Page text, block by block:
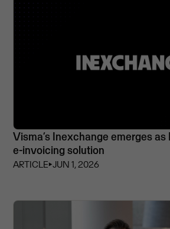
Visma’s Inexchange emerges as
e-invoicing solution
ARTICLE⏵JUN 1, 2026